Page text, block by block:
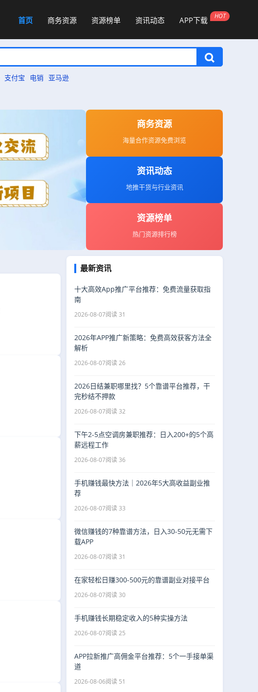
首页 商务资源 资源榜单 资讯动态 APP下载
支付宝 电销 亚马逊
商务资源
海量合作资源免费浏览
资讯动态
地推干货与行业资讯
资源榜单
热门资源排行榜
最新资讯
十大高效App推广平台推荐：免费流量获取指
南
2026-08-07阅读 31
2026年APP推广新策略：免费高效获客方法全
解析
2026-08-07阅读 26
2026日结兼职哪里找？5个靠谱平台推荐，干
完秒结不押款
2026-08-07阅读 32
下午2-5点空调房兼职推荐：日入200+的5个高
薪远程工作
2026-08-07阅读 36
手机赚钱最快方法｜2026年5大高收益副业推
荐
2026-08-07阅读 33
微信赚钱的7种靠谱方法，日入30-50元无需下
载APP
2026-08-07阅读 31
在家轻松日赚300-500元的靠谱副业对接平台
2026-08-07阅读 30
手机赚钱长期稳定收入的5种实操方法
2026-08-07阅读 25
APP拉新推广高佣金平台推荐：5个一手接单渠
道
2026-08-06阅读 51